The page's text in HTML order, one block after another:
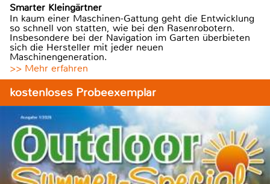
Smarter Kleingärtner
In kaum einer Maschinen-Gattung geht die Entwicklung
so schnell von statten, wie bei den Rasenrobotern.
Insbesondere bei der Navigation im Garten überbieten
sich die Hersteller mit jeder neuen
Maschinengeneration.
>> Mehr erfahren
kostenloses Probeexemplar